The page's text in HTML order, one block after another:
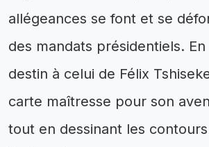
allégeances se font et se
des mandats présidentiels.
destin à celui de Félix
carte maîtresse pour son
tout en dessinant les